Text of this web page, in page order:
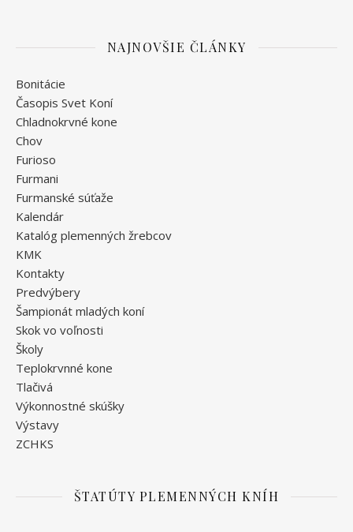
NAJNOVŠIE ČLÁNKY
Bonitácie
Časopis Svet Koní
Chladnokrvné kone
Chov
Furioso
Furmani
Furmanské súťaže
Kalendár
Katalóg plemenných žrebcov
KMK
Kontakty
Predvýbery
Šampionát mladých koní
Skok vo voľnosti
Školy
Teplokrvnné kone
Tlačivá
Výkonnostné skúšky
Výstavy
ZCHKS
ŠTATÚTY PLEMENNÝCH KNÍH